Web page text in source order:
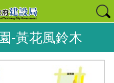
-黃花風鈴木